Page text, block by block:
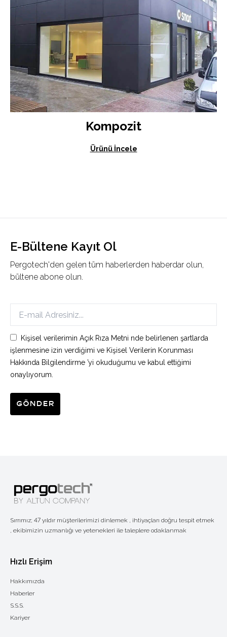
Kompozit
Ürünü İncele
E-Bültene Kayıt Ol
Pergotech'den gelen tüm haberlerden haberdar olun,
bültene abone olun.
Kişisel verilerimin Açık Rıza Metni nde belirlenen şartlarda
işlenmesine izin verdiğimi ve Kişisel Verilerin Korunması
Hakkında Bilgilendirme ’yi okuduğumu ve kabul ettiğimi
onaylıyorum.
Gönder
Sırrımız; 47 yıldır müşterilerimizi dinlemek , ihtiyaçları doğru tespit etmek
, ekibimizin uzmanlığı ve yetenekleri ile taleplere odaklanmak
Hızlı Erişim
Hakkımızda
Haberler
S.S.S.
Kariyer